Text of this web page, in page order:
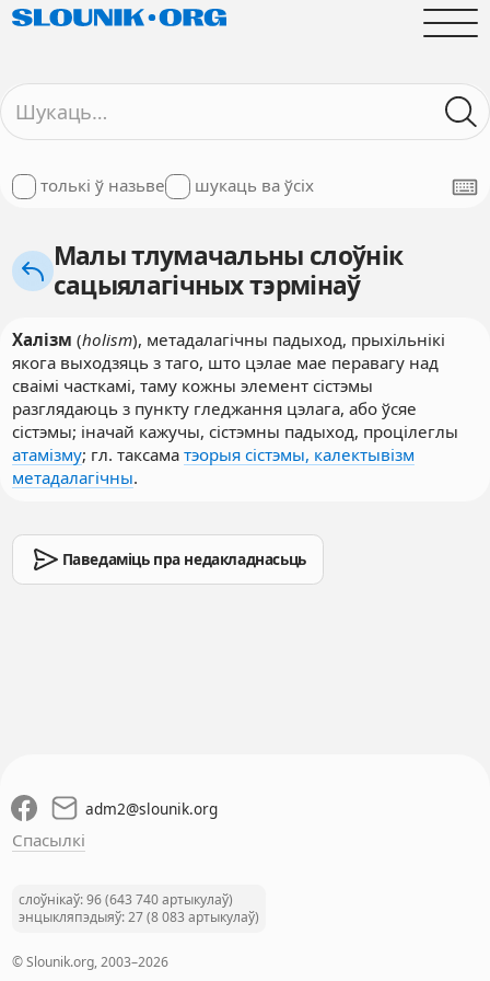
толькі ў назьве шукаць ва ўсіх
Малы тлумачальны слоўнік
сацыялагічных тэрмінаў
Халізм (holism), метадалагічны падыход, прыхільнікі
якога выходзяць з таго, што цэлае мае перавагу над
сваімі часткамі, таму кожны элемент сістэмы
разглядаюць з пункту гледжання цэлага, або ўсяе
сістэмы; іначай кажучы, сістэмны падыход, процілеглы
атамізму; гл. таксама тэорыя сістэмы, калектывізм
метадалагічны.
Паведаміць пра недакладнасьць
adm2@slounik.org
Спасылкі
слоўнікаў: 96 (643 740 артыкулаў)
энцыкляпэдыяў: 27 (8 083 артыкулаў)
© Slounik.org, 2003–2026